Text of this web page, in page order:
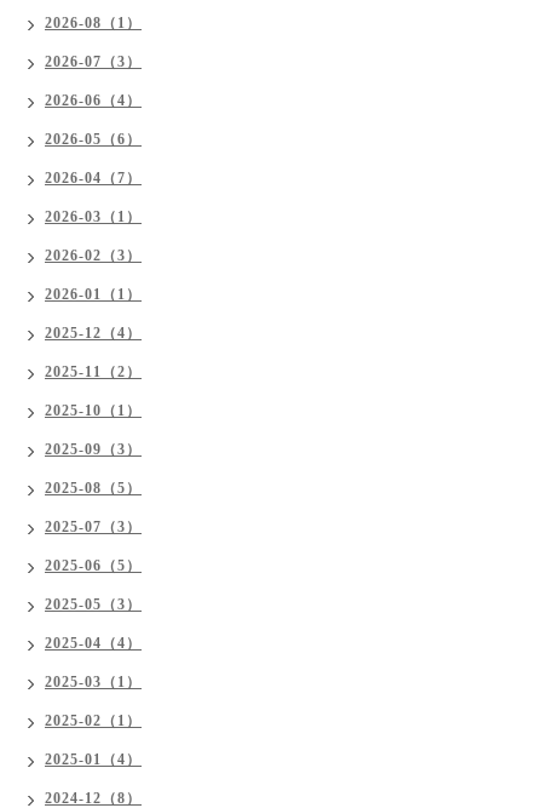
2026-08（1）
2026-07（3）
2026-06（4）
2026-05（6）
2026-04（7）
2026-03（1）
2026-02（3）
2026-01（1）
2025-12（4）
2025-11（2）
2025-10（1）
2025-09（3）
2025-08（5）
2025-07（3）
2025-06（5）
2025-05（3）
2025-04（4）
2025-03（1）
2025-02（1）
2025-01（4）
2024-12（8）